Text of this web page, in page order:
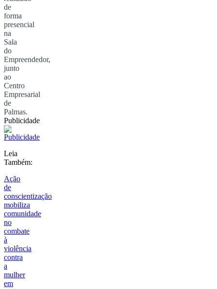
de
forma
presencial
na
Sala
do
Empreendedor,
junto
ao
Centro
Empresarial
de
Palmas.
Publicidade
Leia
Também:
Ação
de
conscientização
mobiliza
comunidade
no
combate
à
violência
contra
a
mulher
em